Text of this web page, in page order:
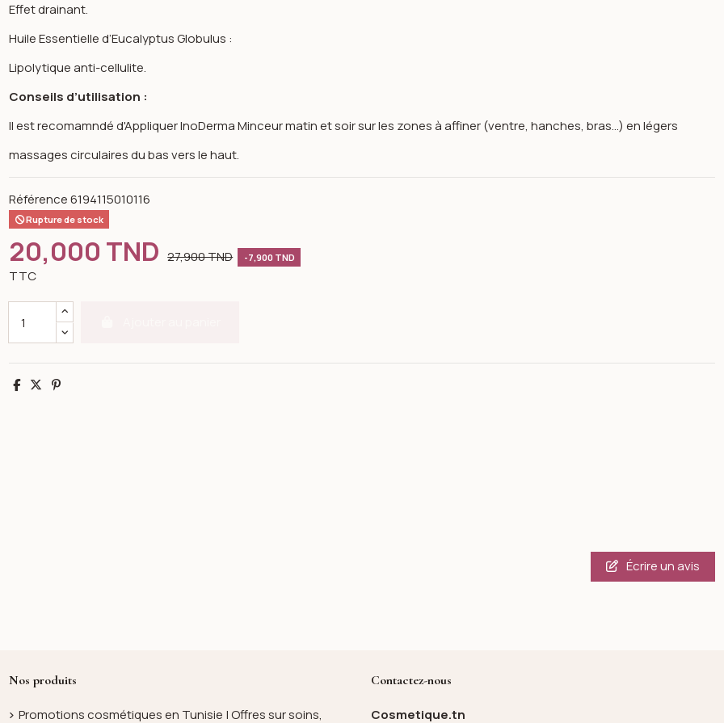
Effet drainant.
Huile Essentielle d’Eucalyptus Globulus :
Lipolytique anti-cellulite.
Conseils d’utilisation :
Il est recomamndé d'Appliquer InoDerma Minceur matin et soir sur les zones à affiner (ventre, hanches, bras…) en légers
massages circulaires du bas vers le haut.
Référence 6194115010116
Rupture de stock
20,000 TND 27,900 TND -7,900 TND
TTC
Partager
TweetPinterest
Écrire un avis
Nos produits
Promotions cosmétiques en Tunisie | Offres sur soins,
Contactez-nous
Cosmetique.tn